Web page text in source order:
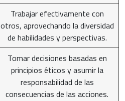
Trabajar efectivamente con
otros, aprovechando la diversidad
de habilidades y perspectivas.
Tomar decisiones basadas en
principios éticos y asumir la
responsabilidad de las
consecuencias de las acciones.